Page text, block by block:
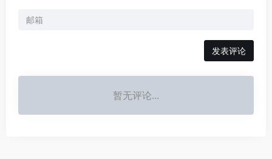
发表评论
暂无评论...